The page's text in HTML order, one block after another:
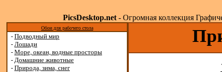
PicsDesktop.net- Огромная коллекция
Обои для рабочего стола
- Подводный мир
- Лошади
- Море, океан, водные просторы
- Домашние животные
- Природа, зима, снег